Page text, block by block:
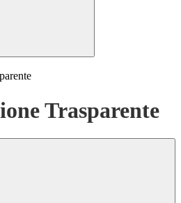
Trasparente